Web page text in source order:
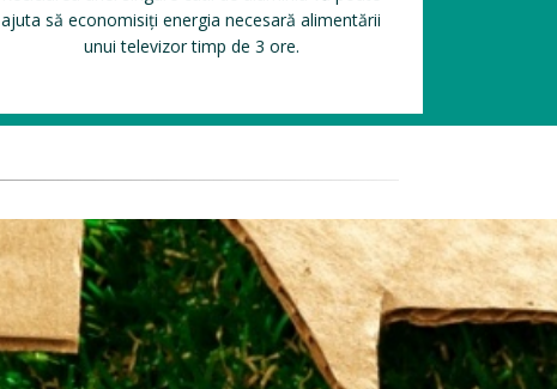
ajuta să economisiți energia necesară alimentării
unui televizor timp de 3 ore.